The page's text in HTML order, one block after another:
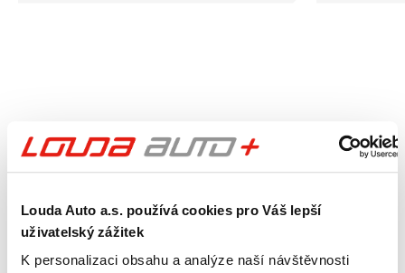
Louda Auto a.s. používá cookies pro Váš lepší
uživatelský zážitek
K personalizaci obsahu a analýze naší návštěvnosti
Další články
Zobrazit vše